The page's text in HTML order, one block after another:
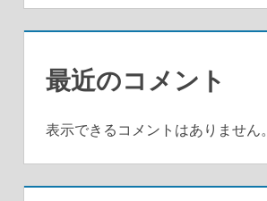
最近のコメント
表示できるコメントはありません。